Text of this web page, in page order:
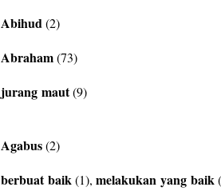
Abihud(2)
Abraham(73)
jurang maut(9)
Agabus(2)
berbuat baik(1), melakukan yang baik